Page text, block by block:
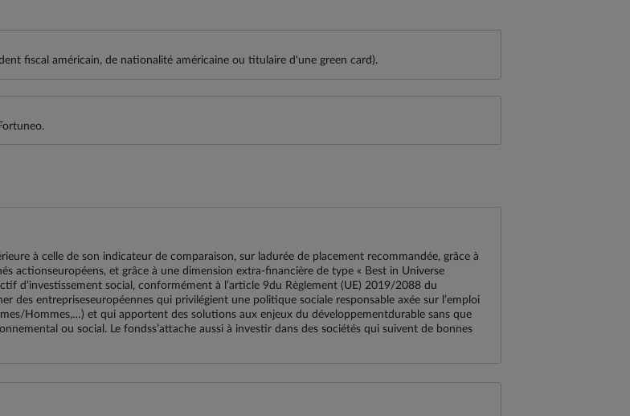
fiscal américain, de nationalité américaine ou titulaire d'une green card).
à celle de son indicateur de comparaison, sur ladurée de placement recommandée, grâce à
actionseuropéens, et grâce à une dimension extra-financière de type « Best in Universe
d’investissement social, conformément à l’article 9du Règlement (UE) 2019/2088 du
des entrepriseseuropéennes qui privilégient une politique sociale responsable axée sur l’emploi
Hommes,…) et qui apportent des solutions aux enjeux du développementdurable sans que
ou social. Le fondss’attache aussi à investir dans des sociétés qui suivent de bonnes